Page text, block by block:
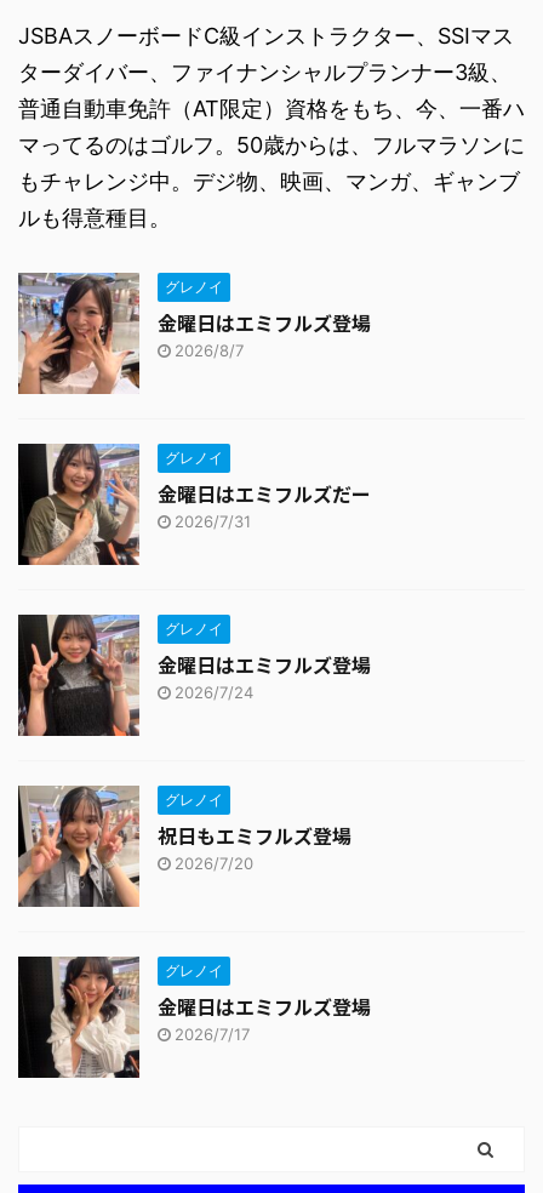
JSBAスノーボードC級インストラクター、SSIマス
ターダイバー、ファイナンシャルプランナー3級、
普通自動車免許（AT限定）資格をもち、今、一番ハ
マってるのはゴルフ。50歳からは、フルマラソンに
もチャレンジ中。デジ物、映画、マンガ、ギャンブ
ルも得意種目。
グレノイ
金曜日はエミフルズ登場
2026/8/7
グレノイ
金曜日はエミフルズだー
2026/7/31
グレノイ
金曜日はエミフルズ登場
2026/7/24
グレノイ
祝日もエミフルズ登場
2026/7/20
グレノイ
金曜日はエミフルズ登場
2026/7/17